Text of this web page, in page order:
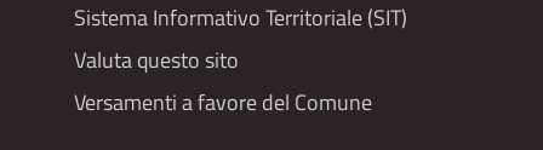
Sistema Informativo Territoriale (SIT)
Valuta questo sito
Versamenti a favore del Comune